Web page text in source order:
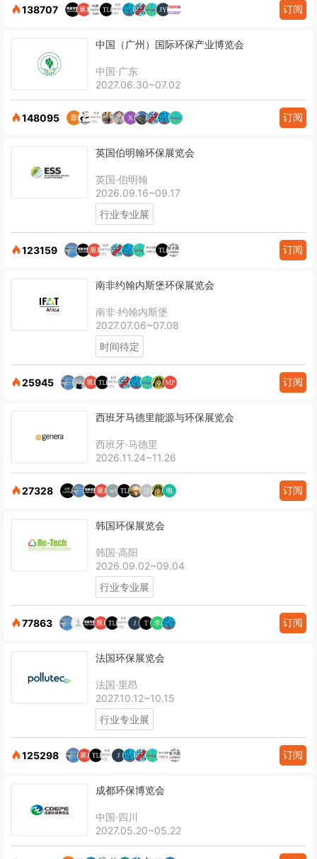
138707 订阅
中国（广州）国际环保产业博览会
中国·广东
2027.06.30~07.02
148095 订阅
英国伯明翰环保展览会
英国·伯明翰
2026.09.16~09.17
行业专业展
123159 订阅
南非约翰内斯堡环保展览会
南非·约翰内斯堡
2027.07.06~07.08
时间待定
25945 订阅
西班牙马德里能源与环保展览会
西班牙·马德里
2026.11.24~11.26
27328 订阅
韩国环保展览会
韩国·高阳
2026.09.02~09.04
行业专业展
77863 订阅
法国环保展览会
法国·里昂
2027.10.12~10.15
行业专业展
125298 订阅
成都环保博览会
中国·四川
2027.05.20~05.22